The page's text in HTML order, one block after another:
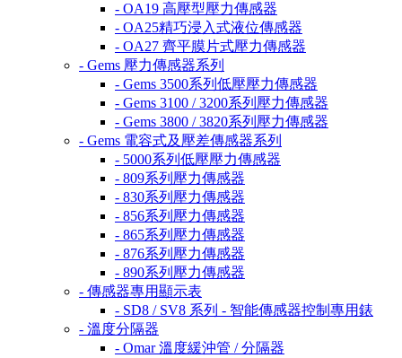
- OA19 高壓型壓力傳感器
- OA25精巧浸入式液位傳感器
- OA27 齊平膜片式壓力傳感器
- Gems 壓力傳感器系列
- Gems 3500系列低壓壓力傳感器
- Gems 3100 / 3200系列壓力傳感器
- Gems 3800 / 3820系列壓力傳感器
- Gems 電容式及壓差傳感器系列
- 5000系列低壓壓力傳感器
- 809系列壓力傳感器
- 830系列壓力傳感器
- 856系列壓力傳感器
- 865系列壓力傳感器
- 876系列壓力傳感器
- 890系列壓力傳感器
- 傳感器專用顯示表
- SD8 / SV8 系列 - 智能傳感器控制專用錶
- 溫度分隔器
- Omar 溫度緩沖管 / 分隔器